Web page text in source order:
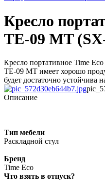
Кресло
ТЕ-09 MT
Кресло портативное Time
ТЕ-09 MT имеет хорошо
будет достаточно устойчива
Описание
Тип мебели
Раскладной стул
Бренд
Time Eco
Что взять в отпуск?